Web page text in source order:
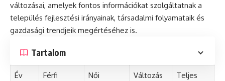
változásai, amelyek fontos információkat szolgáltatnak a
település fejlesztési irányainak, társadalmi folyamataik és
gazdasági trendjeik megértéséhez is.
Tartalom
Év
Férfi
Női
Változás
Teljes